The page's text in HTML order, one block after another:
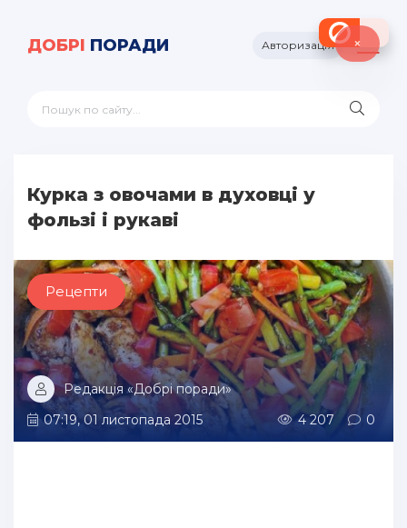
ДОБРІ ПОРАДИ Авторизація
Курка з овочами в духовці у
фользі і рукаві
Рецепти
Редакція «Добрі поради»
07:19, 01 листопада 2015
4 207 0
×